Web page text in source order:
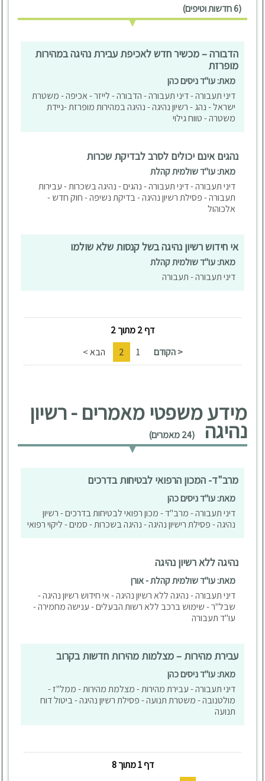
(6 חדשות וטיפים)
הדבורה – מכשיר חדש לאכיפת עבירת נהיגה במהירות
מופרזת
מאת: עו"ד ניסים כהן
דיני תעבורה - דיני תעבורה - הדבורה - לייזר - אכיפה - משטרת
ישראל - נהג - רשיון נהיגה - נהיגה במהירות מופרזת -ניידת
משטרה - טווח גילוי
נהגים אינם יכולים לסרב לבדיקת שכרות
מאת: עו"ד שולמית קהלת
דיני תעבורה - דיני תעבורה - נהגים - נהיגה בשכרות - עבירות
תעבורה - פסילת רשיון נהיגה - בדיקת נשיפה - חוק חדש -
אלכוהול
אי חידוש רשיון נהיגה בשל קנסות שלא שולמו
מאת: עו"ד שולמית קהלת
דיני תעבורה - תעבורה
דף 2 מתוך 2
< הקודם
1
2 הבא >
מידע משפטי מאמרים - רשיון
נהיגה (24 מאמרים)
מרב"ד- המכון הרפואי לבטיחות בדרכים
מאת: עו"ד ניסים כהן
דיני תעבורה - מרב"ד - מכון רפואי לבטיחות בדרכים - רשיון
נהיגה - פסילת רישיון נהיגה - נהיגה בשכרות - סמים - ליקוי רפואי
נהיגה ללא רשיון נהיגה
מאת: עו"ד שולמית קהלת - אורן
דיני תעבורה - נהיגה ללא רשיון נהיגה - אי חידוש רשיון נהיגה -
שבל"ר - שימוש ברכב ללא רשות הבעלים - ענישה מחמירה -
עו"ד תעבורה
עבירת מהירות – מצלמות מהירות חדשות בקרוב
מאת: עו"ד ניסים כהן
דיני תעבורה - עבירת מהירות - מצלמת מהירות - ממל"ז -
מולטנובה - משטרת תנועה - פסילת רשיון נהיגה - ביטול דוח
תנועה
דף 1 מתוך 8